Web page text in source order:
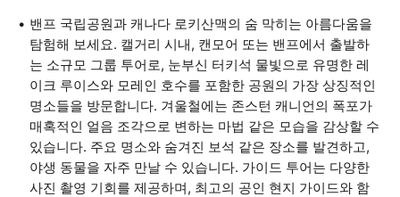
밴프 국립공원과 캐나다 로키산맥의 숨 막히는 아름다움을
탐험해 보세요. 캘거리 시내, 캔모어 또는 밴프에서 출발하
는 소규모 그룹 투어로, 눈부신 터키석 물빛으로 유명한 레
이크 루이스와 모레인 호수를 포함한 공원의 가장 상징적인
명소들을 방문합니다. 겨울철에는 존스턴 캐니언의 폭포가
매혹적인 얼음 조각으로 변하는 마법 같은 모습을 감상할 수
있습니다. 주요 명소와 숨겨진 보석 같은 장소를 발견하고,
야생 동물을 자주 만날 수 있습니다. 가이드 투어는 다양한
사진 촬영 기회를 제공하며, 최고의 공인 현지 가이드와 함